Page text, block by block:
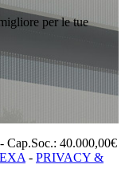
per le tue
40.000,00€
- PRIVACY &